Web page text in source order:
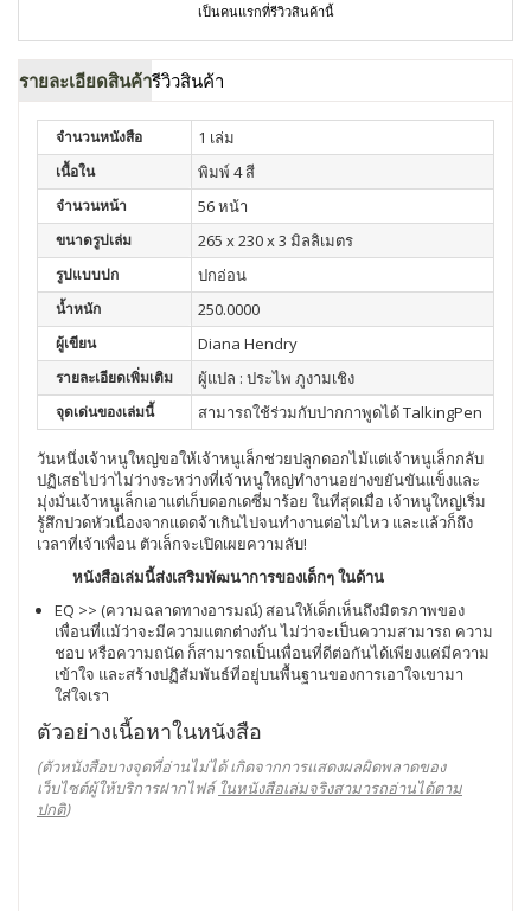
เป็นคนแรกที่รีวิวสินค้านี้
รายละเอียดสินค้ารีวิวสินค้า
จำนวนหนังสือ 1 เล่ม
เนื้อใน พิมพ์ 4 สี
จำนวนหน้า 56 หน้า
ขนาดรูปเล่ม 265 x 230 x 3 มิลลิเมตร
รูปแบบปก ปกอ่อน
น้ำหนัก 250.0000
ผู้เขียน Diana Hendry
รายละเอียดเพิ่มเติม ผู้แปล : ประไพ ภูงามเชิง
จุดเด่นของเล่มนี้ สามารถใช้ร่วมกับปากกาพูดได้ TalkingPen
วันหนึ่งเจ้าหนูใหญ่ขอให้เจ้าหนูเล็กช่วยปลูกดอกไม้แต่เจ้าหนูเล็กกลับ
ปฏิเสธไปว่าไม่ว่างระหว่างที่เจ้าหนูใหญ่ทำงานอย่างขยันขันแข็งและ
มุ่งมั่นเจ้าหนูเล็กเอาแต่เก็บดอกเดซี่มาร้อย ในที่สุดเมื่อ เจ้าหนูใหญ่เริ่ม
รู้สึกปวดหัวเนื่องจากแดดจ้าเกินไปจนทำงานต่อไม่ไหว และแล้วก็ถึง
เวลาที่เจ้าเพื่อน ตัวเล็กจะเปิดเผยความลับ!
หนังสือเล่มนี้ส่งเสริมพัฒนาการของเด็กๆ ในด้าน
EQ >> (ความฉลาดทางอารมณ์) สอนให้เด็กเห็นถึงมิตรภาพของ
เพื่อนที่แม้ว่าจะมีความแตกต่างกัน ไม่ว่าจะเป็นความสามารถ ความ
ชอบ หรือความถนัด ก็สามารถเป็นเพื่อนที่ดีต่อกันได้เพียงแค่มีความ
เข้าใจ และสร้างปฏิสัมพันธ์ที่อยู่บนพื้นฐานของการเอาใจเขามา
ใส่ใจเรา
ตัวอย่างเนื้อหาในหนังสือ
(ตัวหนังสือบางจุดที่อ่านไม่ได้ เกิดจากการแสดงผลผิดพลาดของ
เว็บไซต์ผู้ให้บริการฝากไฟล์ ในหนังสือเล่มจริงสามารถอ่านได้ตาม
ปกติ)